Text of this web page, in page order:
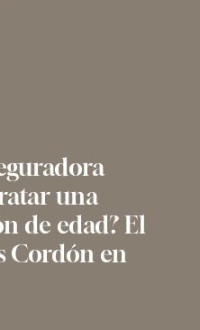
una
de edad? El
Cordón en